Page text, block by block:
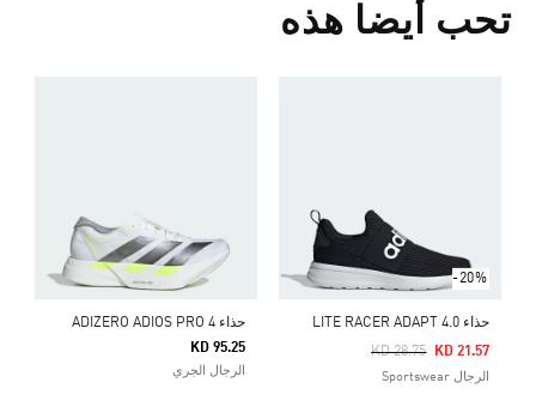
تحب أيضا هذه
-20%
حذاء LITE RACER ADAPT 4.0
Price Reduced From
KD 28.75
To KD 21.57
الرجال Sportswear
حذاء ADIZERO ADIOS PRO 4
KD 95.25
الرجال الجري